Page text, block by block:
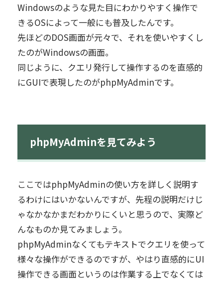
Windowsのような見た目にわかりやすく操作で
きるOSによって一般にも普及したんです。
先ほどのDOS画面が元々で、それを使いやすくし
たのがWindowsの画面。
同じように、クエリ発行して操作するのを直感的
にGUIで表現したのがphpMyAdminです。
phpMyAdminを見てみよう
ここではphpMyAdminの使い方を詳しく説明す
るわけにはいかないんですが、先程の説明だけじ
ゃなかなかまだわかりにくいと思うので、実際ど
んなものか見てみましょう。
phpMyAdminなくてもテキストでクエリを使って
様々な操作ができるのですが、やはり直感的にUI
操作できる画面というのは作業する上でなくては